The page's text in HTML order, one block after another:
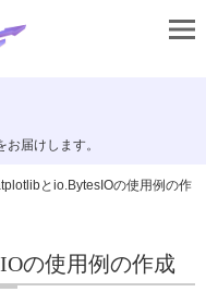
届けします。
とio.BytesIOの使用例の作
の使用例の作成